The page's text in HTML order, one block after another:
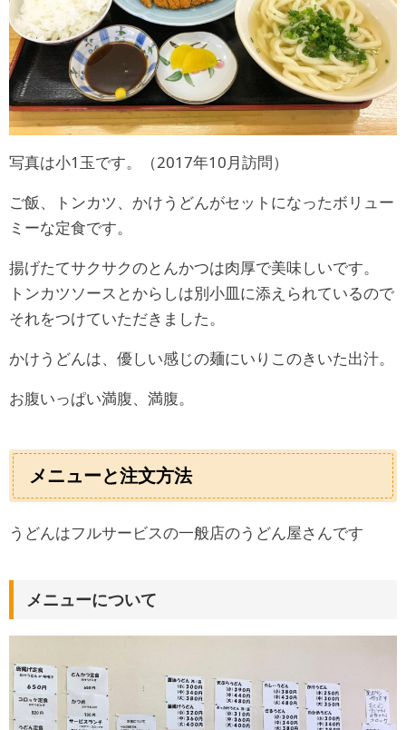
写真は小1玉です。（2017年10月訪問）
ご飯、トンカツ、かけうどんがセットになったボリュー
ミーな定食です。
揚げたてサクサクのとんかつは肉厚で美味しいです。
トンカツソースとからしは別小皿に添えられているので
それをつけていただきました。
かけうどんは、優しい感じの麺にいりこのきいた出汁。
お腹いっぱい満腹、満腹。
メニューと注文方法
うどんはフルサービスの一般店のうどん屋さんです
メニューについて